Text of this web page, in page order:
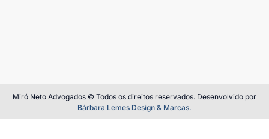
Miró Neto Advogados © Todos os direitos reservados. Desenvolvido por
Bárbara Lemes Design & Marcas.